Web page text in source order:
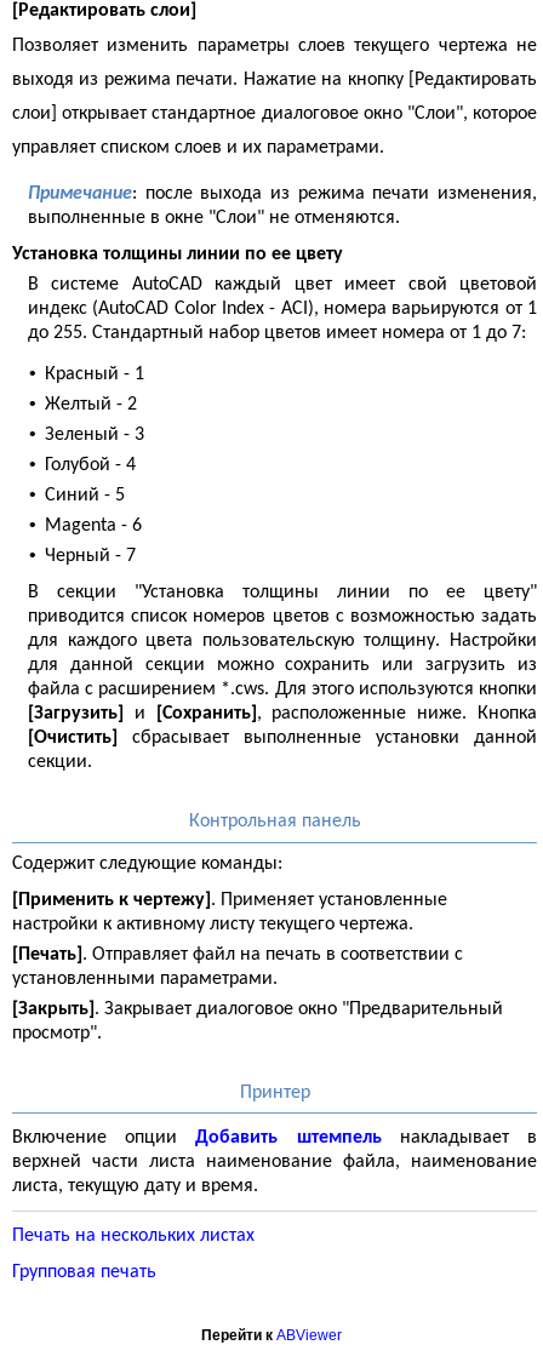
[Редактировать слои]
Позволяет изменить параметры слоев текущего чертежа не
выходя из режима печати. Нажатие на кнопку [Редактировать
слои] открывает стандартное диалоговое окно "Слои", которое
управляет списком слоев и их параметрами.
Примечание: после выхода из режима печати изменения,
выполненные в окне "Слои" не отменяются.
Установка толщины линии по ее цвету
В системе AutoCAD каждый цвет имеет свой цветовой
индекс (AutoCAD Color Index - ACI), номера варьируются от 1
до 255. Стандартный набор цветов имеет номера от 1 до 7:
• Красный - 1
• Желтый - 2
• Зеленый - 3
• Голубой - 4
• Синий - 5
• Magenta - 6
• Черный - 7
В секции "Установка толщины линии по ее цвету"
приводится список номеров цветов с возможностью задать
для каждого цвета пользовательскую толщину. Настройки
для данной секции можно сохранить или загрузить из
файла с расширением *.cws. Для этого используются кнопки
[Загрузить]
и [Сохранить] , расположенные ниже. Кнопка
[Очистить]
сбрасывает выполненные установки данной
секции.
Контрольная панель
Содержит следующие команды:
[Применить к чертежу]. Применяет установленные
настройки к активному листу текущего чертежа.
[Печать]. Отправляет файл на печать в соответствии с
установленными параметрами.
[Закрыть]. Закрывает диалоговое окно "Предварительный
просмотр".
Принтер
Включение опцииДобавить штемпельнакладывает в
верхней части листа наименование файла, наименование
листа, текущую дату и время.
Печать на нескольких листах
Групповая печать
Перейти к ABViewer